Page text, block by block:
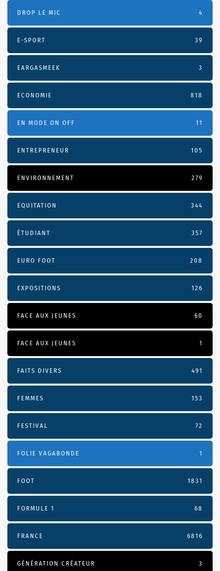
DROP LE MIC 4
E-SPORT 39
EARGASMEEK 3
ECONOMIE 818
EN MODE ON OFF 11
ENTREPRENEUR 105
ENVIRONNEMENT 279
EQUITATION 344
ÉTUDIANT 357
EURO FOOT 208
EXPOSITIONS 126
FACE AUX JEUNES 60
FACE AUX JEUNES 1
FAITS DIVERS 491
FEMMES 153
FESTIVAL 72
FOLIE VAGABONDE 1
FOOT 1831
FORMULE 1 68
FRANCE 6816
GÉNÉRATION CRÉATEUR 3